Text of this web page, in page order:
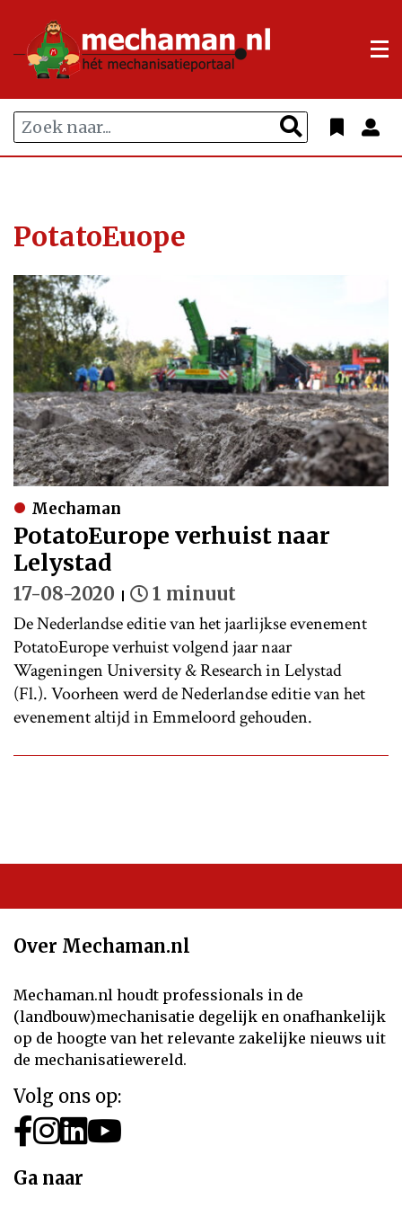
PotatoEuope
Mechaman
PotatoEurope verhuist naar
Lelystad
17-08-2020 1 minuut
De Nederlandse editie van het jaarlijkse evenement
PotatoEurope verhuist volgend jaar naar
Wageningen University & Research in Lelystad
(Fl.). Voorheen werd de Nederlandse editie van het
evenement altijd in Emmeloord gehouden.
Over Mechaman.nl
Mechaman.nl houdt professionals in de
(landbouw)mechanisatie degelijk en onafhankelijk
op de hoogte van het relevante zakelijke nieuws uit
de mechanisatiewereld.
Volg ons op:
Ga naar